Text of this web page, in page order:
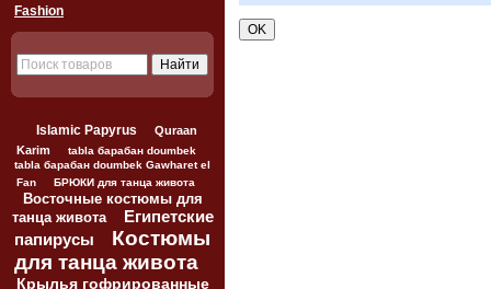
Fashion
Islamic Papyrus
Quraan
Karim
tabla барабан doumbek
tabla барабан doumbek Gawharet el
Fan
БРЮКИ для танца живота
Восточные костюмы для
танца живота
Египетские
папирусы
Костюмы
для танца живота
Крылья гофрированные